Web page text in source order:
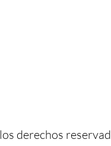
derechos